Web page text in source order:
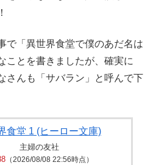
で「異世界食堂で僕のあだ名は
ことを書きましたが、確実に
さんも「サバラン」と呼んで下
食堂 1 (ヒーロー文庫)
主婦の友社
（2026/08/08 22:56時点）